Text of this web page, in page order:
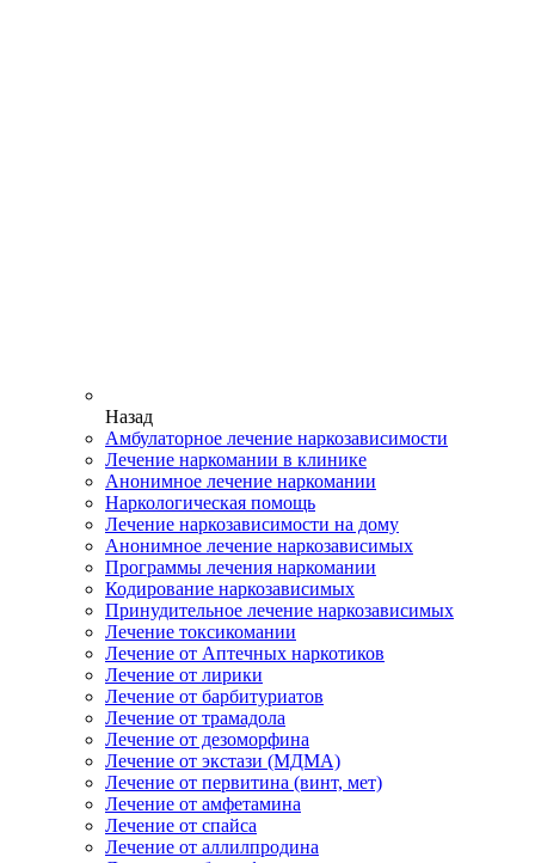
Назад
Амбулаторное лечение наркозависимости
Лечение наркомании в клинике
Анонимное лечение наркомании
Наркологическая помощь
Лечение наркозависимости на дому
Анонимное лечение наркозависимых
Программы лечения наркомании
Кодирование наркозависимых
Принудительное лечение наркозависимых
Лечение токсикомании
Лечение от Аптечных наркотиков
Лечение от лирики
Лечение от барбитуриатов
Лечение от трамадола
Лечение от дезоморфина
Лечение от экстази (МДМА)
Лечение от первитина (винт, мет)
Лечение от амфетамина
Лечение от спайса
Лечение от аллилпродина